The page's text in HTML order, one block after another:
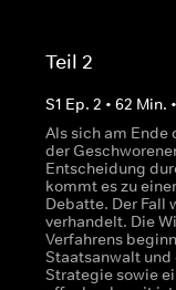
Teil 2
S1 Ep.2 •62 Min. •
Als sich am Ende
der
Entscheidung
kommt es zu
Debatte. Der Fall
verhandelt. Die
Verfahrens
Staatsanwalt
Strategie sowie